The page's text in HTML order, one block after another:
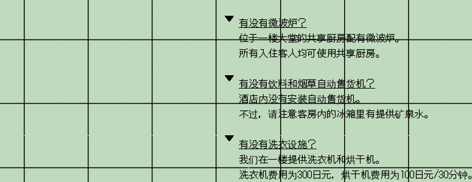
▼
▼
▼
有没有微波炉？
位于一楼大堂的共享厨房配有微波炉。
所有入住客人均可使用共享厨房。
有没有饮料和烟草自动售货机？
酒店内没有安装自动售货机。
不过，请注意客房内的冰箱里有提供矿泉水。
有没有洗衣设施？
我们在一楼提供洗衣机和烘干机。
洗衣机费用为300日元，烘干机费用为100日元/30分钟。